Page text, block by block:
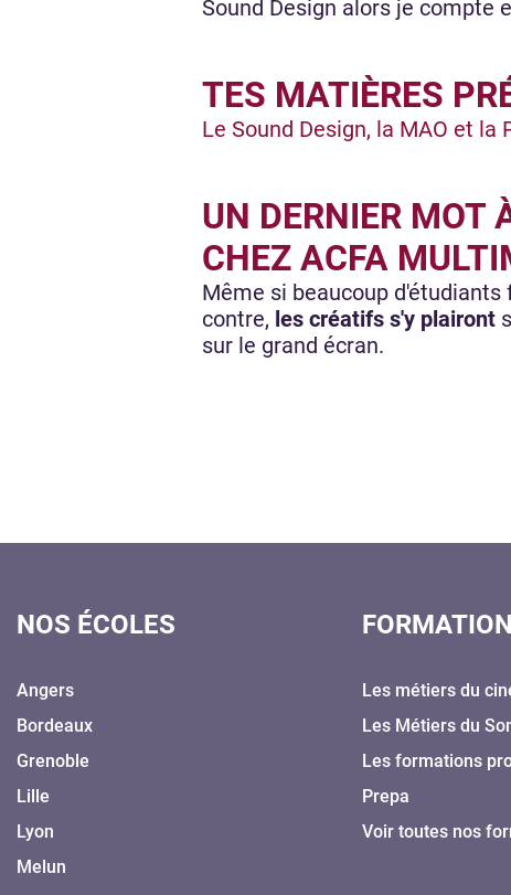
Sound Design alors je compte
TES MATIÈRES
Le Sound Design, la MAO et la
UN DERNIER MOT
CHEZ ACFA
Même si beaucoup d'étudiants
contre, les créatifs s'y plairont
sur le grand écran.
NOS ÉCOLES
Angers
Bordeaux
Grenoble
Lille
Lyon
Melun
Les métiers du
Les Métiers du
Les formations
Prepa
Voir toutes nos